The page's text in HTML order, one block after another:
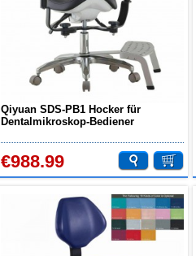
Qiyuan SDS-PB1 Hocker für
Dentalmikroskop-Bediener
€988.99